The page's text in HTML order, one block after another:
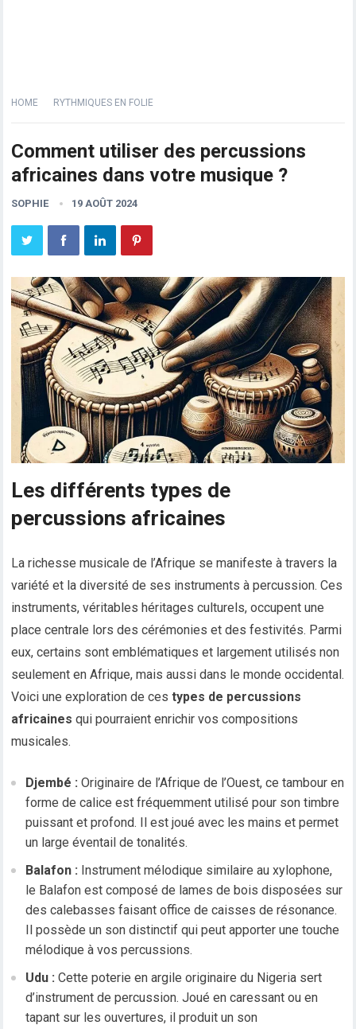
HOME RYTHMIQUES EN FOLIE
Comment utiliser des percussions
africaines dans votre musique ?
SOPHIE 19 AOÛT 2024
Les différents types de
percussions africaines
La richesse musicale de l’Afrique se manifeste à travers la
variété et la diversité de ses instruments à percussion. Ces
instruments, véritables héritages culturels, occupent une
place centrale lors des cérémonies et des festivités. Parmi
eux, certains sont emblématiques et largement utilisés non
seulement en Afrique, mais aussi dans le monde occidental.
Voici une exploration de cestypes de percussions
africaines qui pourraient enrichir vos compositions
musicales.
Djembé : Originaire de l’Afrique de l’Ouest, ce tambour en
forme de calice est fréquemment utilisé pour son timbre
puissant et profond. Il est joué avec les mains et permet
un large éventail de tonalités.
Balafon : Instrument mélodique similaire au xylophone,
le Balafon est composé de lames de bois disposées sur
des calebasses faisant office de caisses de résonance.
Il possède un son distinctif qui peut apporter une touche
mélodique à vos percussions.
Udu : Cette poterie en argile originaire du Nigeria sert
d’instrument de percussion. Joué en caressant ou en
tapant sur les ouvertures, il produit un son